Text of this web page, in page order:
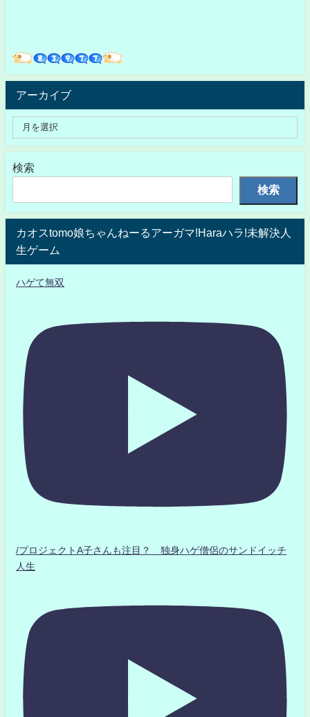
アーカイブ
検索
検索
カオスtomo娘ちゃんねーるアーガマ!Haraハラ!未解決人
生ゲーム
ハゲて無双
/プロジェクトA子さんも注目？ 独身ハゲ僧侶のサンドイッチ
人生